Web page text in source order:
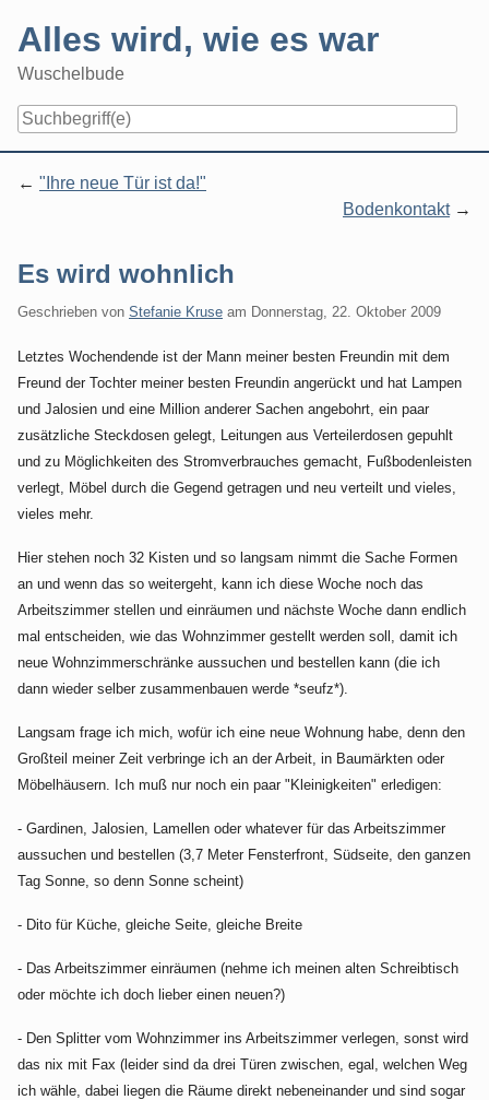
content
Alles wird, wie es war
Wuschelbude
"Ihre neue Tür ist da!"
Bodenkontakt
Es wird wohnlich
Geschrieben von Stefanie Kruse am Donnerstag, 22. Oktober 2009
Letztes Wochendende ist der Mann meiner besten Freundin mit dem
Freund der Tochter meiner besten Freundin angerückt und hat Lampen
und Jalosien und eine Million anderer Sachen angebohrt, ein paar
zusätzliche Steckdosen gelegt, Leitungen aus Verteilerdosen gepuhlt
und zu Möglichkeiten des Stromverbrauches gemacht, Fußbodenleisten
verlegt, Möbel durch die Gegend getragen und neu verteilt und vieles,
vieles mehr.
Hier stehen noch 32 Kisten und so langsam nimmt die Sache Formen
an und wenn das so weitergeht, kann ich diese Woche noch das
Arbeitszimmer stellen und einräumen und nächste Woche dann endlich
mal entscheiden, wie das Wohnzimmer gestellt werden soll, damit ich
neue Wohnzimmerschränke aussuchen und bestellen kann (die ich
dann wieder selber zusammenbauen werde *seufz*).
Langsam frage ich mich, wofür ich eine neue Wohnung habe, denn den
Großteil meiner Zeit verbringe ich an der Arbeit, in Baumärkten oder
Möbelhäusern. Ich muß nur noch ein paar "Kleinigkeiten" erledigen:
- Gardinen, Jalosien, Lamellen oder whatever für das Arbeitszimmer
aussuchen und bestellen (3,7 Meter Fensterfront, Südseite, den ganzen
Tag Sonne, so denn Sonne scheint)
- Dito für Küche, gleiche Seite, gleiche Breite
- Das Arbeitszimmer einräumen (nehme ich meinen alten Schreibtisch
oder möchte ich doch lieber einen neuen?)
- Den Splitter vom Wohnzimmer ins Arbeitszimmer verlegen, sonst wird
das nix mit Fax (leider sind da drei Türen zwischen, egal, welchen Weg
ich wähle, dabei liegen die Räume direkt nebeneinander und sind sogar